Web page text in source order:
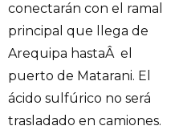
conectarán con el ramal
principal que llega de
Arequipa hastaÂ el
puerto de Matarani. El
ácido sulfúrico no será
trasladado en camiones.